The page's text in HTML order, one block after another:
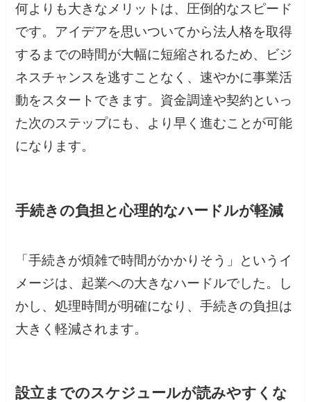
何よりも大きなメリットは、圧倒的なスピード
です。アイデアを思いついてから法人格を取得
するまでの時間が大幅に短縮されるため、ビジ
ネスチャンスを逃すことなく、速やかに事業活
動をスタートできます。資金調達や契約といっ
た次のステップにも、より早く進むことが可能
になります。
手続きの負担と心理的なハードルが軽減
「手続きが煩雑で時間がかかりそう」というイ
メージは、起業への大きなハードルでした。し
かし、処理時間が明確になり、手続きの負担は
大きく軽減されます。
設立までのスケジュールが読みやすくな